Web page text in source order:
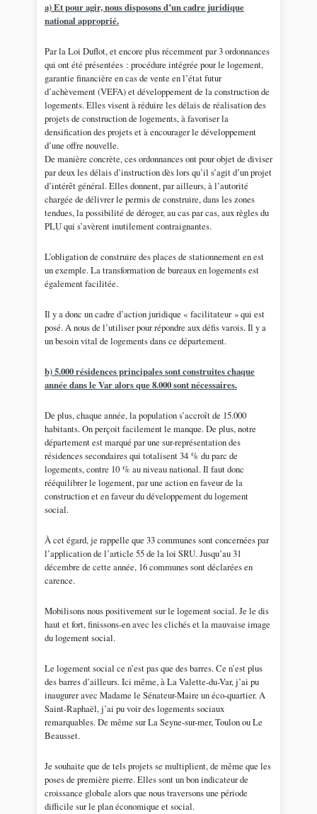
a) Et pour agir, nous disposons d’un cadre juridique
national approprié.
Par la Loi Duflot, et encore plus récemment par 3 ordonnances
qui ont été présentées : procédure intégrée pour le logement,
garantie financière en cas de vente en l’état futur
d’achèvement (VEFA) et développement de la construction de
logements. Elles visent à réduire les délais de réalisation des
projets de construction de logements, à favoriser la
densification des projets et à encourager le développement
d’une offre nouvelle.
De manière concrète, ces ordonnances ont pour objet de diviser
par deux les délais d’instruction dès lors qu’il s’agit d’un projet
d’intérêt général. Elles donnent, par ailleurs, à l’autorité
chargée de délivrer le permis de construire, dans les zones
tendues, la possibilité de déroger, au cas par cas, aux règles du
PLU qui s’avèrent inutilement contraignantes.
L’obligation de construire des places de stationnement en est
un exemple. La transformation de bureaux en logements est
également facilitée.
Il y a donc un cadre d’action juridique « facilitateur » qui est
posé. A nous de l’utiliser pour répondre aux défis varois. Il y a
un besoin vital de logements dans ce département.
b) 5.000 résidences principales sont construites chaque
année dans le Var alors que 8.000 sont nécessaires.
De plus, chaque année, la population s’accroît de 15.000
habitants. On perçoit facilement le manque. De plus, notre
département est marqué par une sur-représentation des
résidences secondaires qui totalisent 34 % du parc de
logements, contre 10 % au niveau national. Il faut donc
rééquilibrer le logement, par une action en faveur de la
construction et en faveur du développement du logement
social.
À cet égard, je rappelle que 33 communes sont concernées par
l’application de l’article 55 de la loi SRU. Jusqu’au 31
décembre de cette année, 16 communes sont déclarées en
carence.
Mobilisons nous positivement sur le logement social. Je le dis
haut et fort, finissons-en avec les clichés et la mauvaise image
du logement social.
Le logement social ce n’est pas que des barres. Ce n’est plus
des barres d’ailleurs. Ici même, à La Valette-du-Var, j’ai pu
inaugurer avec Madame le Sénateur-Maire un éco-quartier. A
Saint-Raphaël, j’ai pu voir des logements sociaux
remarquables. De même sur La Seyne-sur-mer, Toulon ou Le
Beausset.
Je souhaite que de tels projets se multiplient, de même que les
poses de première pierre. Elles sont un bon indicateur de
croissance globale alors que nous traversons une période
difficile sur le plan économique et social.